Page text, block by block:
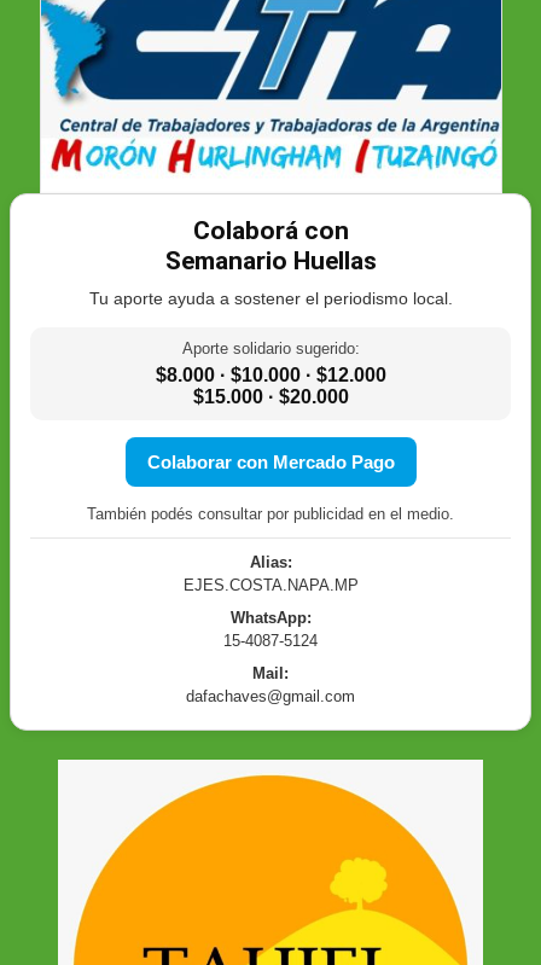
Colaborá con
Semanario Huellas
Tu aporte ayuda a sostener el periodismo local.
Aporte solidario sugerido:
$8.000 · $10.000 · $12.000
$15.000 · $20.000
Colaborar con Mercado Pago
También podés consultar por publicidad en el medio.
Alias:
EJES.COSTA.NAPA.MP
WhatsApp:
15-4087-5124
Mail:
dafachaves@gmail.com